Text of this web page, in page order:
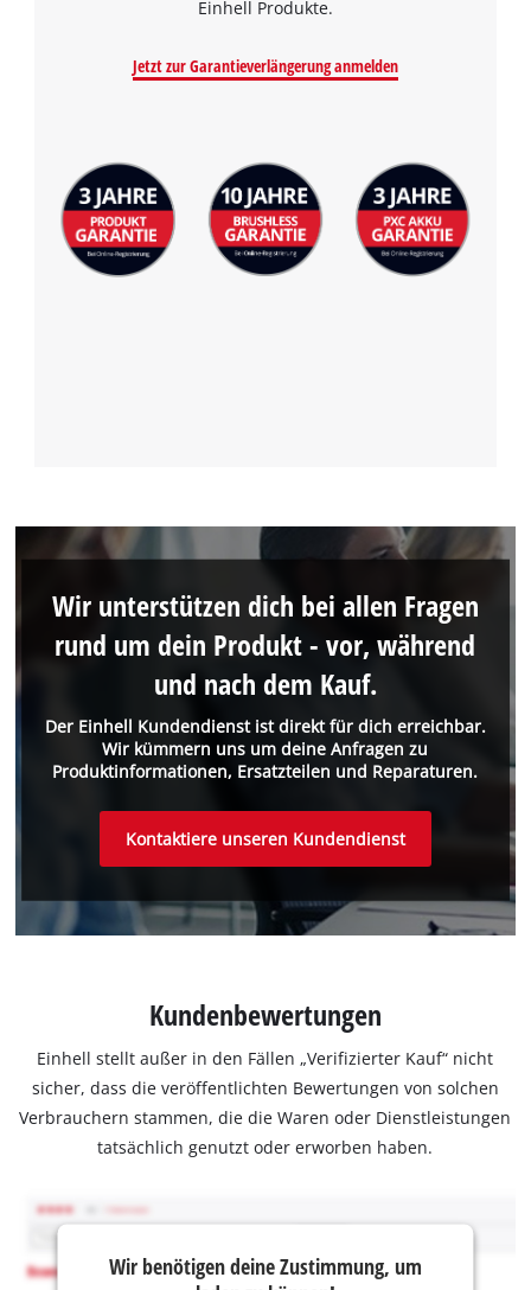
Einhell Produkte.
Jetzt zur Garantieverlängerung anmelden
Der Einhell Kundendienst ist direkt für dich erreichbar.
Wir kümmern uns um deine Anfragen zu
Produktinformationen, Ersatzteilen und Reparaturen.
Wir unterstützen dich bei allen Fragen
rund um dein Produkt - vor, während
und nach dem Kauf.
Kontaktiere unseren Kundendienst
Kundenbewertungen
Einhell stellt außer in den Fällen „Verifizierter Kauf“ nicht
sicher, dass die veröffentlichten Bewertungen von solchen
Verbrauchern stammen, die die Waren oder Dienstleistungen
tatsächlich genutzt oder erworben haben.
Wir benötigen deine Zustimmung, um